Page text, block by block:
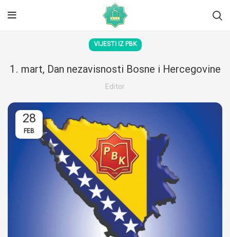
VIJESTI IZ PBK
1. mart, Dan nezavisnosti Bosne i Hercegovine
Editor
28
FEB